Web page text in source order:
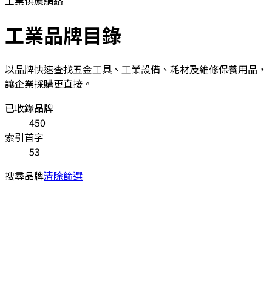
工業品牌目錄
以品牌快速查找五金工具、工業設備、耗材及維修保養用品，
讓企業採購更直接。
已收錄品牌
450
索引首字
53
搜尋品牌清除篩選